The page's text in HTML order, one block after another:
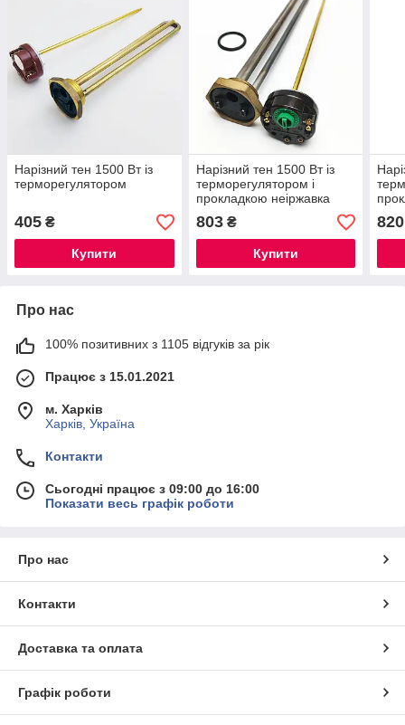
Нарізний тен 1500 Вт із
терморегулятором
405 ₴
Купити
Нарізний тен 1500 Вт із
терморегулятором і
прокладкою неіржавка
сталь на латунній різі 1
1/4" дюйма Kawai
803₴
Купити
1/4"
820
Про нас
100% позитивних з 1105 відгуків за рік
Працює з 15.01.2021
м. Харків
Харків, Україна
Контакти
Сьогодні працює з 09:00 до 16:00
Показати весь графік роботи
Про нас
Контакти
Доставка та оплата
Графік роботи